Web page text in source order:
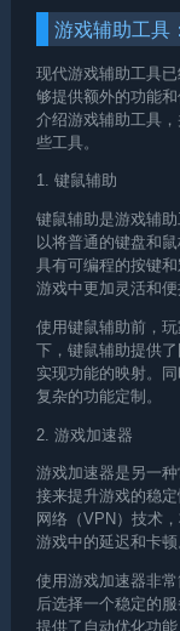
游戏辅助工具
现代游戏辅助工具
够提供额外的功能
介绍游戏辅助工具
些工具。
1. 键鼠辅助
键鼠辅助是游戏辅
以将普通的键盘和
具有可编程的按键
游戏中更加灵活和便
使用键鼠辅助前，
下，键鼠辅助提供
实现功能的映射。
复杂的功能定制。
2. 游戏加速器
游戏加速器是另一
接来提升游戏的稳
网络（VPN）技术
游戏中的延迟和卡顿
使用游戏加速器非
后选择一个稳定的
提供了自动优化功